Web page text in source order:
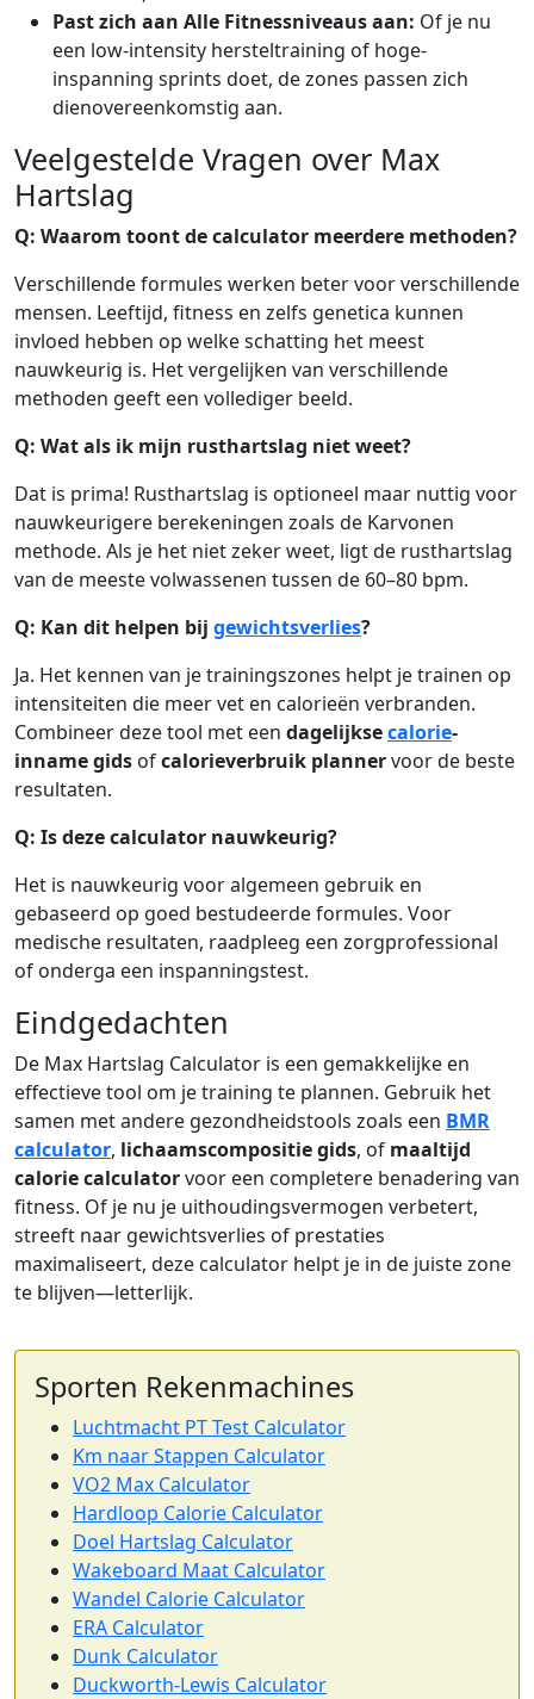
Past zich aan Alle Fitnessniveaus aan: Of je nu
een low-intensity hersteltraining of hoge-
inspanning sprints doet, de zones passen zich
dienovereenkomstig aan.
Veelgestelde Vragen over Max
Hartslag
Q: Waarom toont de calculator meerdere methoden?
Verschillende formules werken beter voor verschillende
mensen. Leeftijd, fitness en zelfs genetica kunnen
invloed hebben op welke schatting het meest
nauwkeurig is. Het vergelijken van verschillende
methoden geeft een vollediger beeld.
Q: Wat als ik mijn rusthartslag niet weet?
Dat is prima! Rusthartslag is optioneel maar nuttig voor
nauwkeurigere berekeningen zoals de Karvonen
methode. Als je het niet zeker weet, ligt de rusthartslag
van de meeste volwassenen tussen de 60–80 bpm.
Q: Kan dit helpen bij gewichtsverlies?
Ja. Het kennen van je trainingszones helpt je trainen op
intensiteiten die meer vet en calorieën verbranden.
Combineer deze tool met een dagelijksecalorie-
inname gids ofcalorieverbruik plannervoor de beste
resultaten.
Q: Is deze calculator nauwkeurig?
Het is nauwkeurig voor algemeen gebruik en
gebaseerd op goed bestudeerde formules. Voor
medische resultaten, raadpleeg een zorgprofessional
of onderga een inspanningstest.
Eindgedachten
De Max Hartslag Calculator is een gemakkelijke en
effectieve tool om je training te plannen. Gebruik het
samen met andere gezondheidstools zoals een BMR
calculator, lichaamscompositie gids, of maaltijd
calorie calculatorvoor een completere benadering van
fitness. Of je nu je uithoudingsvermogen verbetert,
streeft naar gewichtsverlies of prestaties
maximaliseert, deze calculator helpt je in de juiste zone
te blijven—letterlijk.
Sporten Rekenmachines
Luchtmacht PT Test Calculator
Km naar Stappen Calculator
VO2 Max Calculator
Hardloop Calorie Calculator
Doel Hartslag Calculator
Wakeboard Maat Calculator
Wandel Calorie Calculator
ERA Calculator
Dunk Calculator
Duckworth-Lewis Calculator